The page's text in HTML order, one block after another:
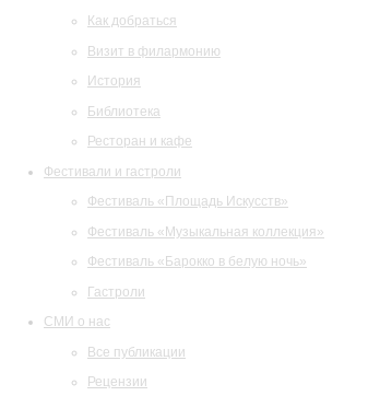
Как добраться
Визит в филармонию
История
Библиотека
Ресторан и кафе
Фестивали и гастроли
Фестиваль «Площадь Искусств»
Фестиваль «Музыкальная коллекция»
Фестиваль «Барокко в белую ночь»
Гастроли
СМИ о нас
Все публикации
Рецензии